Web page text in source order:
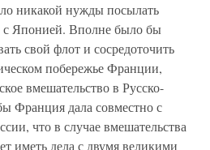
никакой нужды посылать
с Японией. Вполне было бы
свой флот и сосредоточить
побережье Франции,
вмешательство в Русско-
Франция дала совместно с
что в случае вмешательства
иметь дела с двумя великими